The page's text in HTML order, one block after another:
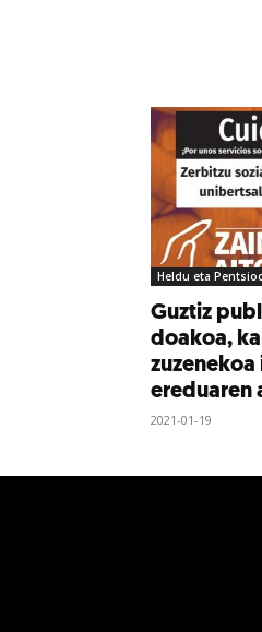
Heldu eta
Guztiz
doakoa,
zuzenekoa
ereduaren
2021-01-19